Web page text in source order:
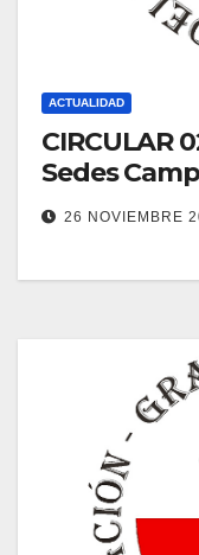
ACTUALIDAD
CIRCULAR
Sedes
26 NOVIEMBRE